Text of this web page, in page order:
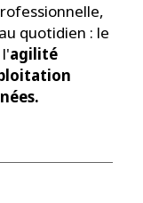
quotidien : le
agilité